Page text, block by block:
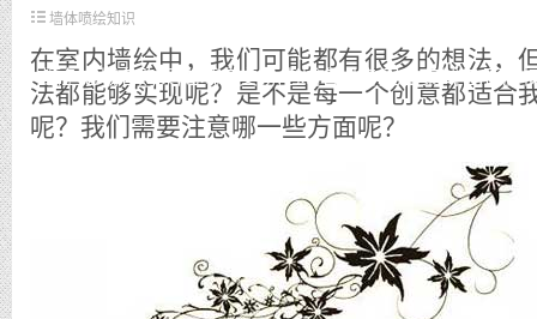
鳜鱼老域名购买,老域名交易,老域名出售,已备案域名,百度
墙体喷绘知识
在室内墙绘中，我们可能都有很多的想法，
法都能够实现呢？是不是每一个创意都适合
呢？我们需要注意哪一些方面呢？